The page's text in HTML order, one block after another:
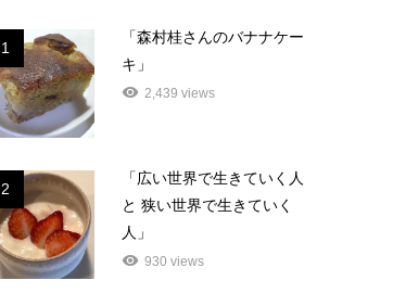
1
「森村桂さんのバナナケー
キ」
2,439 views
2
「広い世界で生きていく人
と 狭い世界で生きていく
人」
930 views